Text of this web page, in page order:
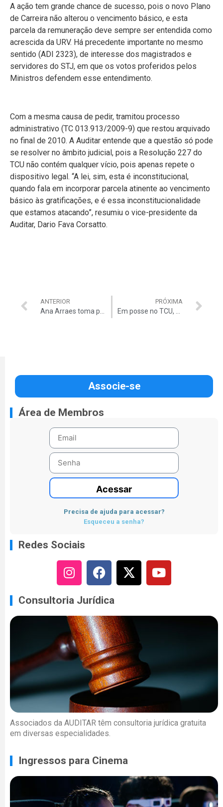
A ação tem grande chance de sucesso, pois o novo Plano
de Carreira não alterou o vencimento básico, e esta
parcela da remuneração deve sempre ser entendida como
acrescida da URV. Há precedente importante no mesmo
sentido (ADI 2323), de interesse dos magistrados e
servidores do STJ, em que os votos proferidos pelos
Ministros defendem esse entendimento.
Com a mesma causa de pedir, tramitou processo
administrativo (TC 013.913/2009-9) que restou arquivado
no final de 2010. A Auditar entende que a questão só pode
se resolver no âmbito judicial, pois a Resolução 227 do
TCU não contém qualquer vício, pois apenas repete o
dispositivo legal. “A lei, sim, esta é inconstitucional,
quando fala em incorporar parcela atinente ao vencimento
básico às gratificações, e é essa inconstitucionalidade
que estamos atacando”, resumiu o vice-presidente da
Auditar, Dario Fava Corsatto.
ANTERIOR
Ana Arraes toma posse no TCU como ministra
PRÓXIMA
Em posse no TCU, Ana Arraes diz que será ‘implacável’ na fiscalização
Associe-se
Área de Membros
Acessar
Precisa de ajuda para acessar?
Esqueceu a senha?
Redes Sociais
Consultoria Jurídica
Associados da AUDITAR têm consultoria jurídica gratuita
em diversas especialidades.
Ingressos para Cinema